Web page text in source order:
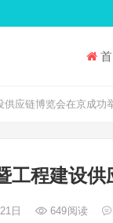
供应链博览会在京成功
工程建设
日 649阅读